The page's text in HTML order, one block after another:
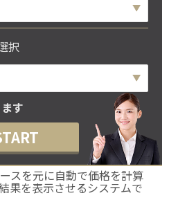
択
す
スを元に自動で価格を計算
果を表示させるシステムで